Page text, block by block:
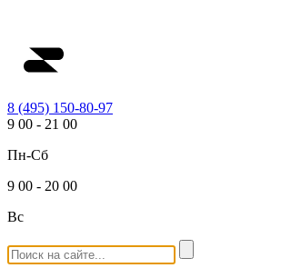
8 (495) 150-80-97
9 00 - 21 00
Пн-Сб
9 00 - 20 00
Вс